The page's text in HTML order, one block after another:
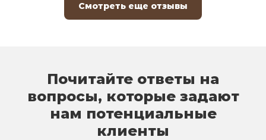
Смотреть еще отзывы
Почитайте ответы на
вопросы, которые задают
нам потенциальные
клиенты